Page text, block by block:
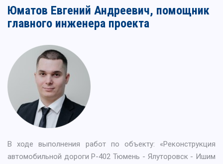
Юматов Евгений Андреевич, помощник
главного инженера проекта
В ходе выполнения работ по объекту: «Реконструкция
автомобильной дороги Р-402 Тюмень - Ялуторовск - Ишим